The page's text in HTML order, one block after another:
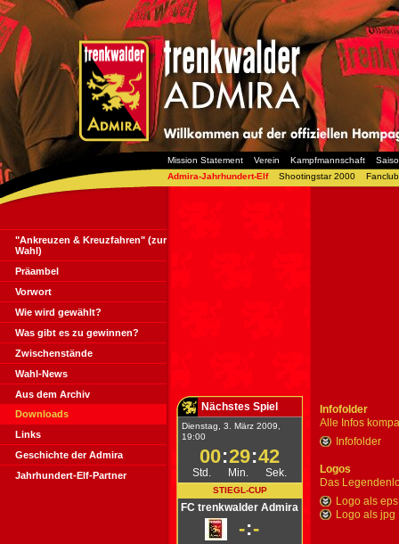
Mission Statement Verein Kampfmannschaft
Admira-Jahrhundert-Elf
Shootingstar 2000
Infofolder
Alle Infos
Infofolder
Logos
Das
Logo als eps
Logo als jpg
"Ankreuzen & Kreuzfahren" (zur
Wahl)
Präambel
Vorwort
Wie wird gewählt?
Was gibt es zu gewinnen?
Zwischenstände
Wahl-News
Aus dem Archiv
Downloads
Links
Geschichte der Admira
Jahrhundert-Elf-Partner
Nächstes Spiel
Dienstag, 3. März 2009,
19:00
00:29:41
Std. Min. Sek.
STIEGL-CUP
FC trenkwalder Admira
-:-